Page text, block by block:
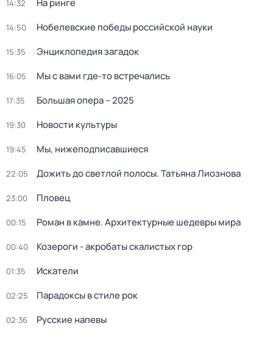
14:32 На ринге
14:50 Нобелевские победы российской науки
15:35 Энциклопедия загадок
16:05 Мы с вами где-то встречались
17:35 Большая опера – 2025
19:30 Новости культуры
19:45 Мы, нижеподписавшиеся
22:05 Дожить до светлой полосы. Татьяна Лиознова
23:00 Пловец
00:15 Роман в камне. Архитектурные шедевры мира
00:40 Козероги - акробаты скалистых гор
01:35 Искатели
02:25 Парадоксы в стиле рок
02:36 Русские напевы